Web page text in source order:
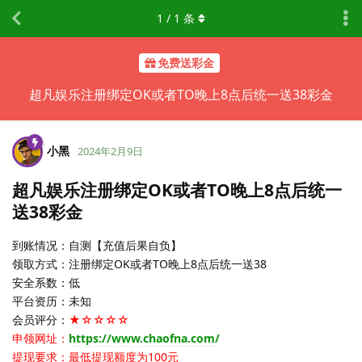
免费送彩金
超凡娱乐注册绑定OK或者TO晚上8点后统一送38彩金
1 / 1 条
小黑 2024年2月9日
超凡娱乐注册绑定OK或者TO晚上8点后统一
送38彩金
到账情况：自测【充值后果自负】
领取方式：注册绑定OK或者TO晚上8点后统一送38
安全系数：低
平台资历：未知
会员评分： ★☆☆☆☆
申领网址： https://www.chaofna.com/
提现要求：最低提现额度为100元